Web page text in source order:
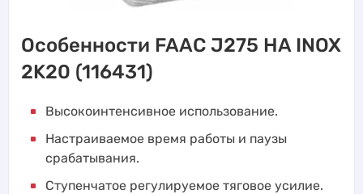
Особенности FAAC J275 HA INOX
2K20 (116431)
Высокоинтенсивное использование.
Настраиваемое время работы и паузы
срабатывания.
Ступенчатое регулируемое тяговое усилие.